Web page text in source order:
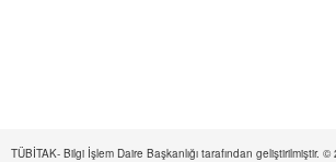
TÜBİTAK- Bilgi İşlem Daire Başkanlığı tarafından geliştirilmiştir.